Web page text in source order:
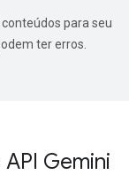
para seu
ter erros.
Gemini